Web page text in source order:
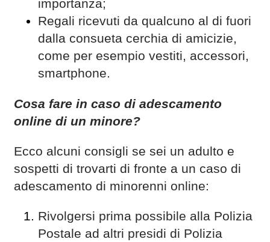
importanza;
Regali ricevuti da qualcuno al di fuori
dalla consueta cerchia di amicizie,
come per esempio vestiti, accessori,
smartphone.
Cosa fare in caso di adescamento
online di un minore?
Ecco alcuni consigli se sei un adulto e
sospetti di trovarti di fronte a un caso di
adescamento di minorenni online:
Rivolgersi prima possibile alla Polizia
Postale ad altri presidi di Polizia